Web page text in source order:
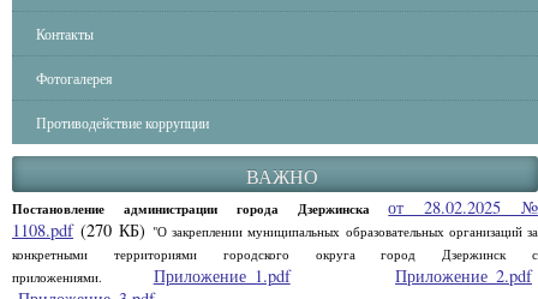
Контакты
Фотогалерея
Противодействие коррупции
ВАЖНО
Постановление администрации города Дзержинскаот 28.02.2025 №
1108.pdf(270 КБ) "О закреплении муниципальных образовательных организаций за
конкретными территориями городского округа город Дзержинск с
приложениями. Приложение_1.pdf
Приложение_2.pdf